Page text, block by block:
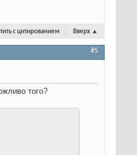
с цитированием Вверх ▲
#5
того?